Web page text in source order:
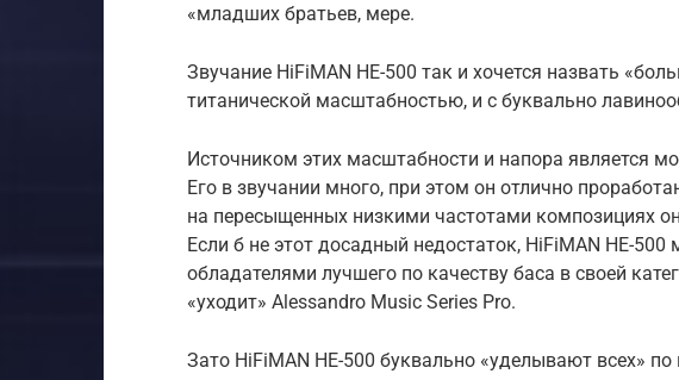
«младших братьев, мере.
Звучание HiFiMAN HE-500 так и хочется назвать
титанической масштабностью, и с буквально
Источником этих масштабности и напора является
Его в звучании много, при этом он отлично
на пересыщенных низкими частотами композициях
Если б не этот досадный недостаток, HiFiMAN HE-
обладателями лучшего по качеству баса в своей
«уходит» Alessandro Music Series Pro.
Зато HiFiMAN HE-500 буквально «уделывают всех»